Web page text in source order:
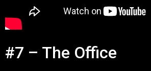
#7 – The Office